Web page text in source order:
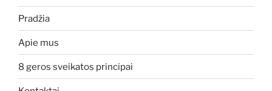
Pradžia
Apie mus
8 geros sveikatos principai